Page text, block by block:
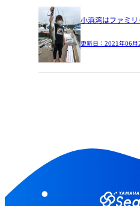
小浜湾はファミリ
更新日： 2021年06月